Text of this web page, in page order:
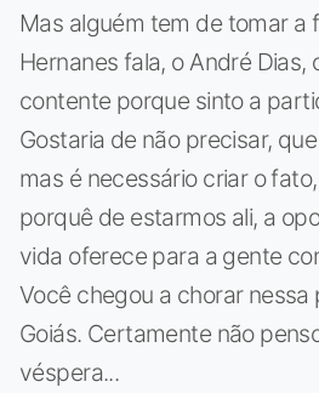
Mas alguém tem de tomar a
Hernanes fala, o André Dias,
contente porque sinto a
Gostaria de não precisar,
mas é necessário criar o
porquê de estarmos ali, a
vida oferece para a gente
Você chegou a chorar
Goiás. Certamente não
véspera...